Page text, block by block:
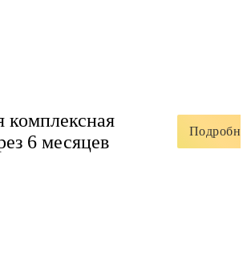
комплексная
6 месяцев